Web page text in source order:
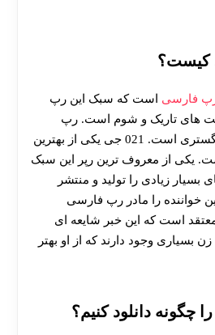
کیست؟
فارسی است که سبک این رپ
های تاریک و شوم است. رپ
فارسی به شکل رپ گانگستری است. 021 جی یکی از بهترین
یکی از معروف ترین رپر این سبک
زیادی را تولید و منتشر
خواننده را مادر رپ فارسی
معتقد است که این خبر شایعه ای
بسیاری وجود دارند که از او بهتر
چگونه دانلود کنیم؟